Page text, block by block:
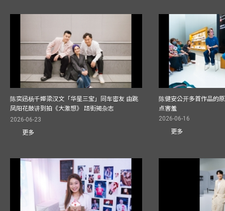
陈奕迅杨千嬅梁汉文「华星三宝」同车密友 由跳
凤阳花鼓讲到拍《大激想》 踎街揭杂志
2026-06-23
更多
陈健安公开多首作品的
点害羞
2026-06-16
更多